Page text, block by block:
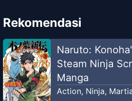
Rekomendasi
Naruto:
Steam Ninja
Manga
Action, Ninja,